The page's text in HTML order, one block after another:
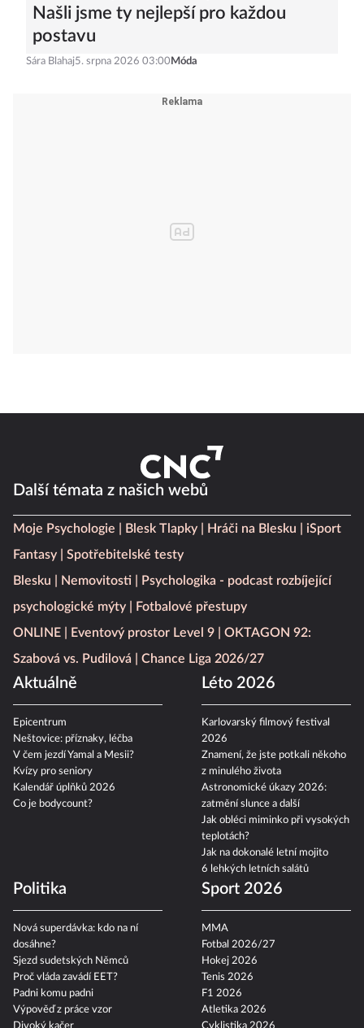
Našli jsme ty nejlepší pro každou
postavu
Sára Blahaj5. srpna 2026 03:00 Móda
Další témata z našich webů
Moje Psychologie Blesk Tlapky Hráči na Blesku
iSport
Fantasy
Spotřebitelské testy
Blesku
Nemovitosti
Psychologika - podcast rozbíjející
psychologické mýty
Fotbalové přestupy
ONLINE
Eventový prostor Level 9
OKTAGON 92:
Szabová vs. Pudilová
Chance Liga 2026/27
Aktuálně
Epicentrum
Neštovice: příznaky, léčba
V čem jezdí Yamal a Mesii?
Kvízy pro seniory
Kalendář úplňků 2026
Co je bodycount?
Léto 2026
Karlovarský filmový festival
2026
Znamení, že jste potkali někoho
z minulého života
Astronomické úkazy 2026:
zatmění slunce a další
Jak obléci miminko při vysokých
teplotách?
Jak na dokonalé letní mojito
6 lehkých letních salátů
Politika
Nová superdávka: kdo na ní
dosáhne?
Sjezd sudetských Němců
Proč vláda zavádí EET?
Padni komu padni
Výpověď z práce vzor
Sport 2026
MMA
Fotbal 2026/27
Hokej 2026
Tenis 2026
F1 2026
Atletika 2026